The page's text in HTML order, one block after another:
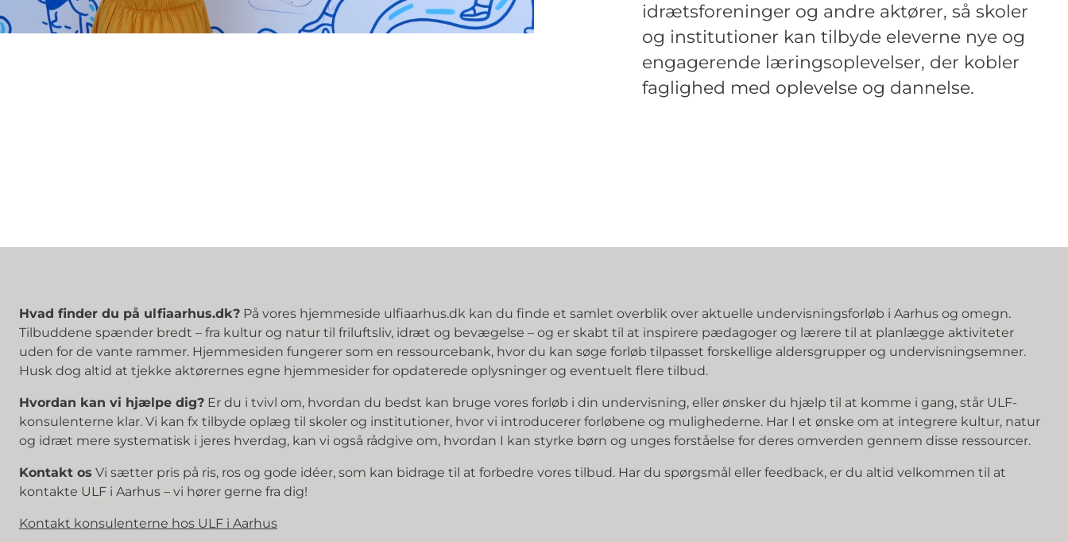
idrætsforeninger og andre aktører, så skoler
og institutioner kan tilbyde eleverne nye og
engagerende læringsoplevelser, der kobler
faglighed med oplevelse og dannelse.
Hvad finder du på ulfiaarhus.dk? På vores hjemmeside ulfiaarhus.dk kan du finde et samlet overblik over aktuelle undervisningsforløb i Aarhus og omegn.
Tilbuddene spænder bredt – fra kultur og natur til friluftsliv, idræt og bevægelse – og er skabt til at inspirere pædagoger og lærere til at planlægge aktiviteter
uden for de vante rammer. Hjemmesiden fungerer som en ressourcebank, hvor du kan søge forløb tilpasset forskellige aldersgrupper og undervisningsemner.
Husk dog altid at tjekke aktørernes egne hjemmesider for opdaterede oplysninger og eventuelt flere tilbud.
Hvordan kan vi hjælpe dig? Er du i tvivl om, hvordan du bedst kan bruge vores forløb i din undervisning, eller ønsker du hjælp til at komme i gang, står ULF-
konsulenterne klar. Vi kan fx tilbyde oplæg til skoler og institutioner, hvor vi introducerer forløbene og mulighederne. Har I et ønske om at integrere kultur, natur
og idræt mere systematisk i jeres hverdag, kan vi også rådgive om, hvordan I kan styrke børn og unges forståelse for deres omverden gennem disse ressourcer.
Kontakt os Vi sætter pris på ris, ros og gode idéer, som kan bidrage til at forbedre vores tilbud. Har du spørgsmål eller feedback, er du altid velkommen til at
kontakte ULF i Aarhus – vi hører gerne fra dig!
Kontakt konsulenterne hos ULF i Aarhus